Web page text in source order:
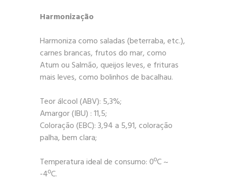
Harmonização
Harmoniza como saladas (beterraba, etc.),
carnes brancas, frutos do mar, como
Atum ou Salmão, queijos leves, e frituras
mais leves, como bolinhos de bacalhau.
Teor álcool (ABV): 5,3%;
Amargor (IBU) : 11,5;
Coloração (EBC): 3,94 a 5,91, coloração
palha, bem clara;
Temperatura ideal de consumo: 0ºC ~
-4ºC.